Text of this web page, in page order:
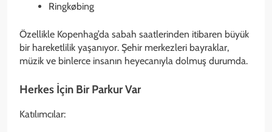
Ringkøbing
Özellikle Kopenhag’da sabah saatlerinden itibaren büyük
bir hareketlilik yaşanıyor. Şehir merkezleri bayraklar,
müzik ve binlerce insanın heyecanıyla dolmuş durumda.
Herkes İçin Bir Parkur Var
Katılımcılar: